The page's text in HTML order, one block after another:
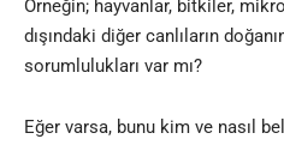
Örneğin; hayvanlar, bitkiler,
dışındaki diğer canlıların
sorumlulukları var mı?
Eğer varsa, bunu kim ve nasıl